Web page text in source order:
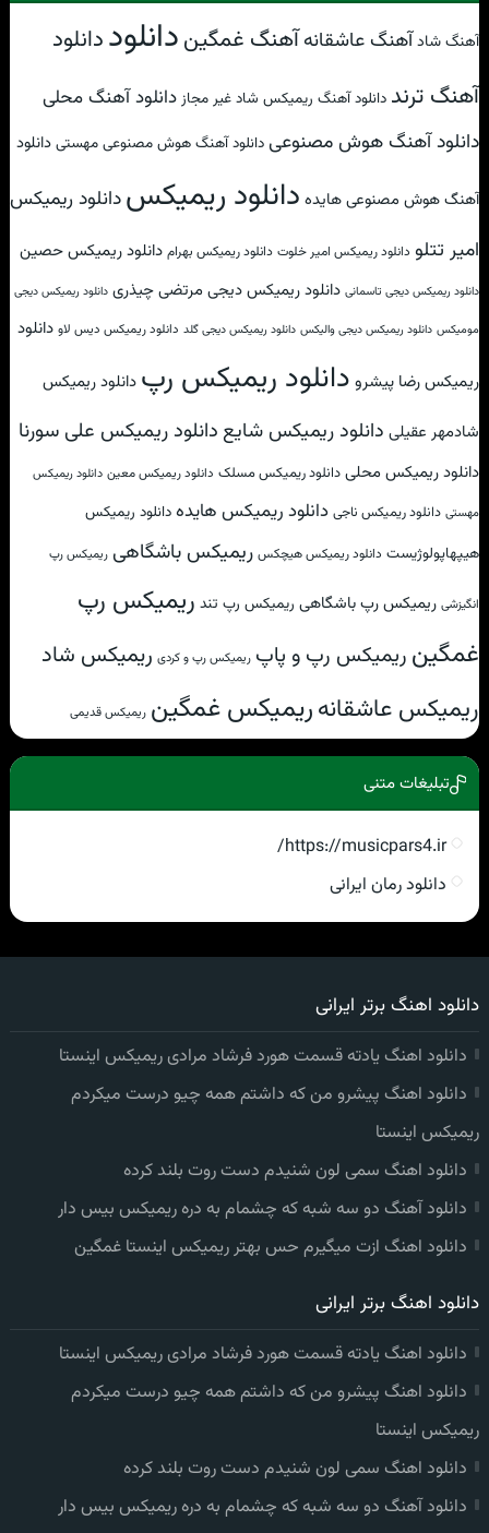
آهنگ شادآهنگ عاشقانهآهنگ غمگیندانلوددانلود
آهنگ ترند دانلود آهنگ ریمیکس شاد غیر مجاز دانلود آهنگ محلی
دانلود آهنگ هوش مصنوعیدانلود آهنگ هوش مصنوعی مهستیدانلود
آهنگ هوش مصنوعی هایده دانلود ریمیکسدانلود ریمیکس
امیر تتلو دانلود ریمیکس امیر خلوت دانلود ریمیکس بهرام دانلود ریمیکس حصین
دانلود ریمیکس دیجی تاسمانی دانلود ریمیکس دیجی مرتضی چیذری دانلود ریمیکس دیجی
مومیکس دانلود ریمیکس دیجی والیکس دانلود ریمیکس دیجی گلد دانلود ریمیکس دیس لاو دانلود
ریمیکس رضا پیشرو دانلود ریمیکس رپ دانلود ریمیکس
شادمهر عقیلی دانلود ریمیکس شایع دانلود ریمیکس علی سورنا
دانلود ریمیکس محلی دانلود ریمیکس مسلک دانلود ریمیکس معین دانلود ریمیکس
مهستی دانلود ریمیکس ناجی دانلود ریمیکس هایدهدانلود ریمیکس
هیپهاپولوژیست دانلود ریمیکس هیچکس ریمیکس باشگاهی ریمیکس رپ
انگیزشی ریمیکس رپ باشگاهی ریمیکس رپ تند ریمیکس رپ
غمگین ریمیکس رپ و پاپ ریمیکس رپ و کردی ریمیکس شاد
ریمیکس عاشقانهریمیکس غمگین ریمیکس قدیمی
تبلیغات متنی
https://musicpars4.ir/
دانلود رمان ایرانی
دانلود اهنگ برتر ایرانی
دانلود اهنگ یادته قسمت هورد فرشاد مرادی ریمیکس اینستا
دانلود اهنگ پیشرو من که داشتم همه چیو درست میکردم
ریمیکس اینستا
دانلود اهنگ سمی لون شنیدم دست روت بلند کرده
دانلود آهنگ دو سه شبه که چشمام به دره ریمیکس بیس دار
دانلود اهنگ ازت میگیرم حس بهتر ریمیکس اینستا غمگین
دانلود اهنگ برتر ایرانی
دانلود اهنگ یادته قسمت هورد فرشاد مرادی ریمیکس اینستا
دانلود اهنگ پیشرو من که داشتم همه چیو درست میکردم
ریمیکس اینستا
دانلود اهنگ سمی لون شنیدم دست روت بلند کرده
دانلود آهنگ دو سه شبه که چشمام به دره ریمیکس بیس دار